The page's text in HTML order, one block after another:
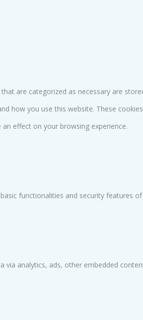
are categorized as necessary are
how you use this website. These
effect on your browsing experience.
functionalities and security features
analytics, ads, other embedded